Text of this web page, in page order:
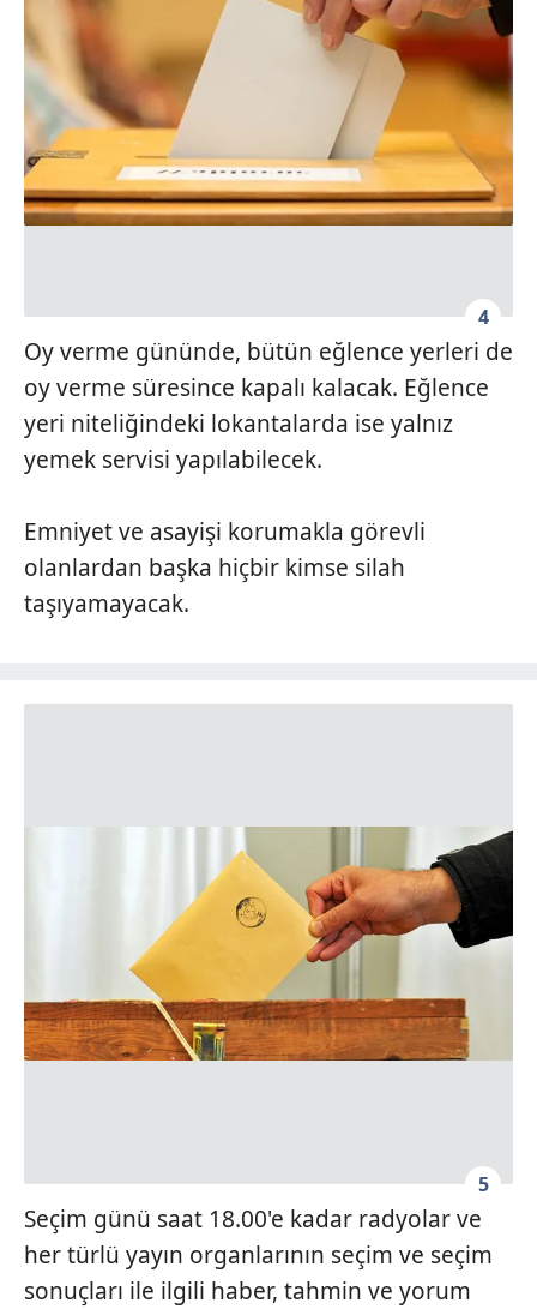
hazırlanmış Aydınlatma Metnimizi okumak ve sitemizde
ilgili mevzuata uygun olarak kullanılan çerezlerle ilgili bilgi
almak için lütfen
tıklayınız
4
Oy verme gününde, bütün eğlence yerleri de
oy verme süresince kapalı kalacak. Eğlence
yeri niteliğindeki lokantalarda ise yalnız
yemek servisi yapılabilecek.
Emniyet ve asayişi korumakla görevli
olanlardan başka hiçbir kimse silah
taşıyamayacak.
5
Seçim günü saat 18.00'e kadar radyolar ve
her türlü yayın organlarının seçim ve seçim
sonuçları ile ilgili haber, tahmin ve yorum